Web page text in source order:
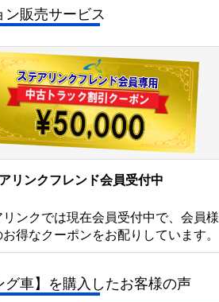
ン販売サービス
リンクフレンド会員受付中
リンクでは現在会員受付中で、会員様
お得なクーポンをお配りしています。
グ車】を購入したお客様の声